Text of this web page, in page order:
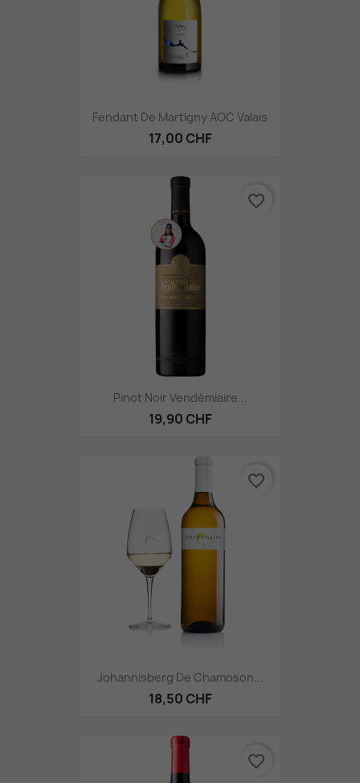
Fendant De Martigny AOC Valais
17,00 CHF
Pinot Noir Vendémiaire...
19,90 CHF
favorite_border
Johannisberg De Chamoson...
18,50 CHF
favorite_border
favorite_border